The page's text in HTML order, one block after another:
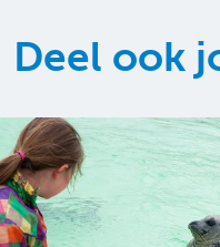
Deel ook